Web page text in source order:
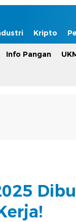
Kripto
Info Pangan